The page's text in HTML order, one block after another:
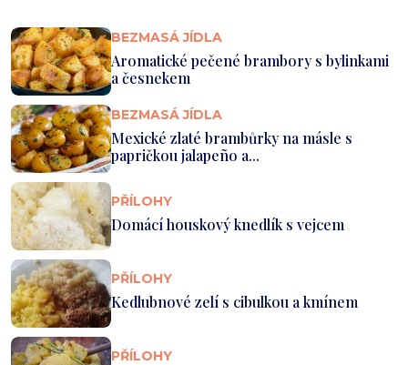
BEZMASÁ JÍDLA
Aromatické pečené brambory s bylinkami
a česnekem
BEZMASÁ JÍDLA
Mexické zlaté brambůrky na másle s
papričkou jalapeño a...
PŘÍLOHY
Domácí houskový knedlík s vejcem
PŘÍLOHY
Kedlubnové zelí s cibulkou a kmínem
PŘÍLOHY